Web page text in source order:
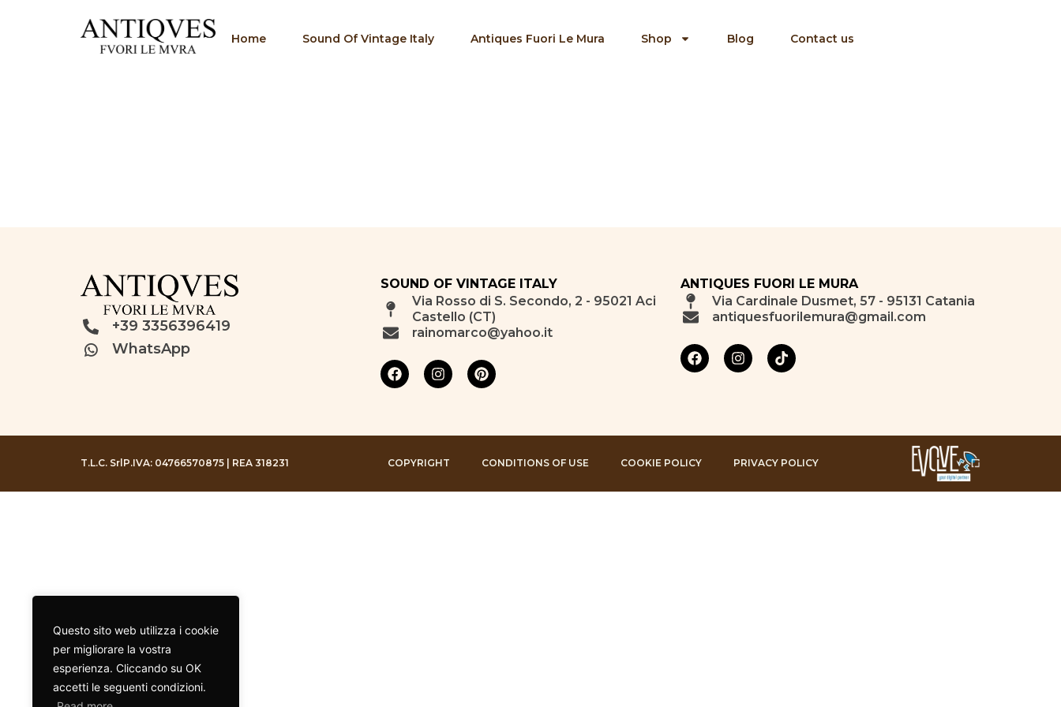
Questo sito web utilizza i cookie
per migliorare la vostra
esperienza. Cliccando su OK
accetti le seguenti condizioni.
Home Sound Of Vintage Italy Antiques Fuori Le Mura Shop Blog Contact us
+39 3356396419
WhatsApp
SOUND OF VINTAGE ITALY
Via Rosso di S. Secondo, 2 - 95021 Aci
Castello (CT)
rainomarco@yahoo.it
ANTIQUES FUORI LE MURA
Via Cardinale Dusmet, 57 - 95131 Catania
antiquesfuorilemura@gmail.com
T.L.C. Srl P.IVA: 04766570875 | REA 318231 COPYRIGHT CONDITIONS OF USE COOKIE POLICY PRIVACY POLICY